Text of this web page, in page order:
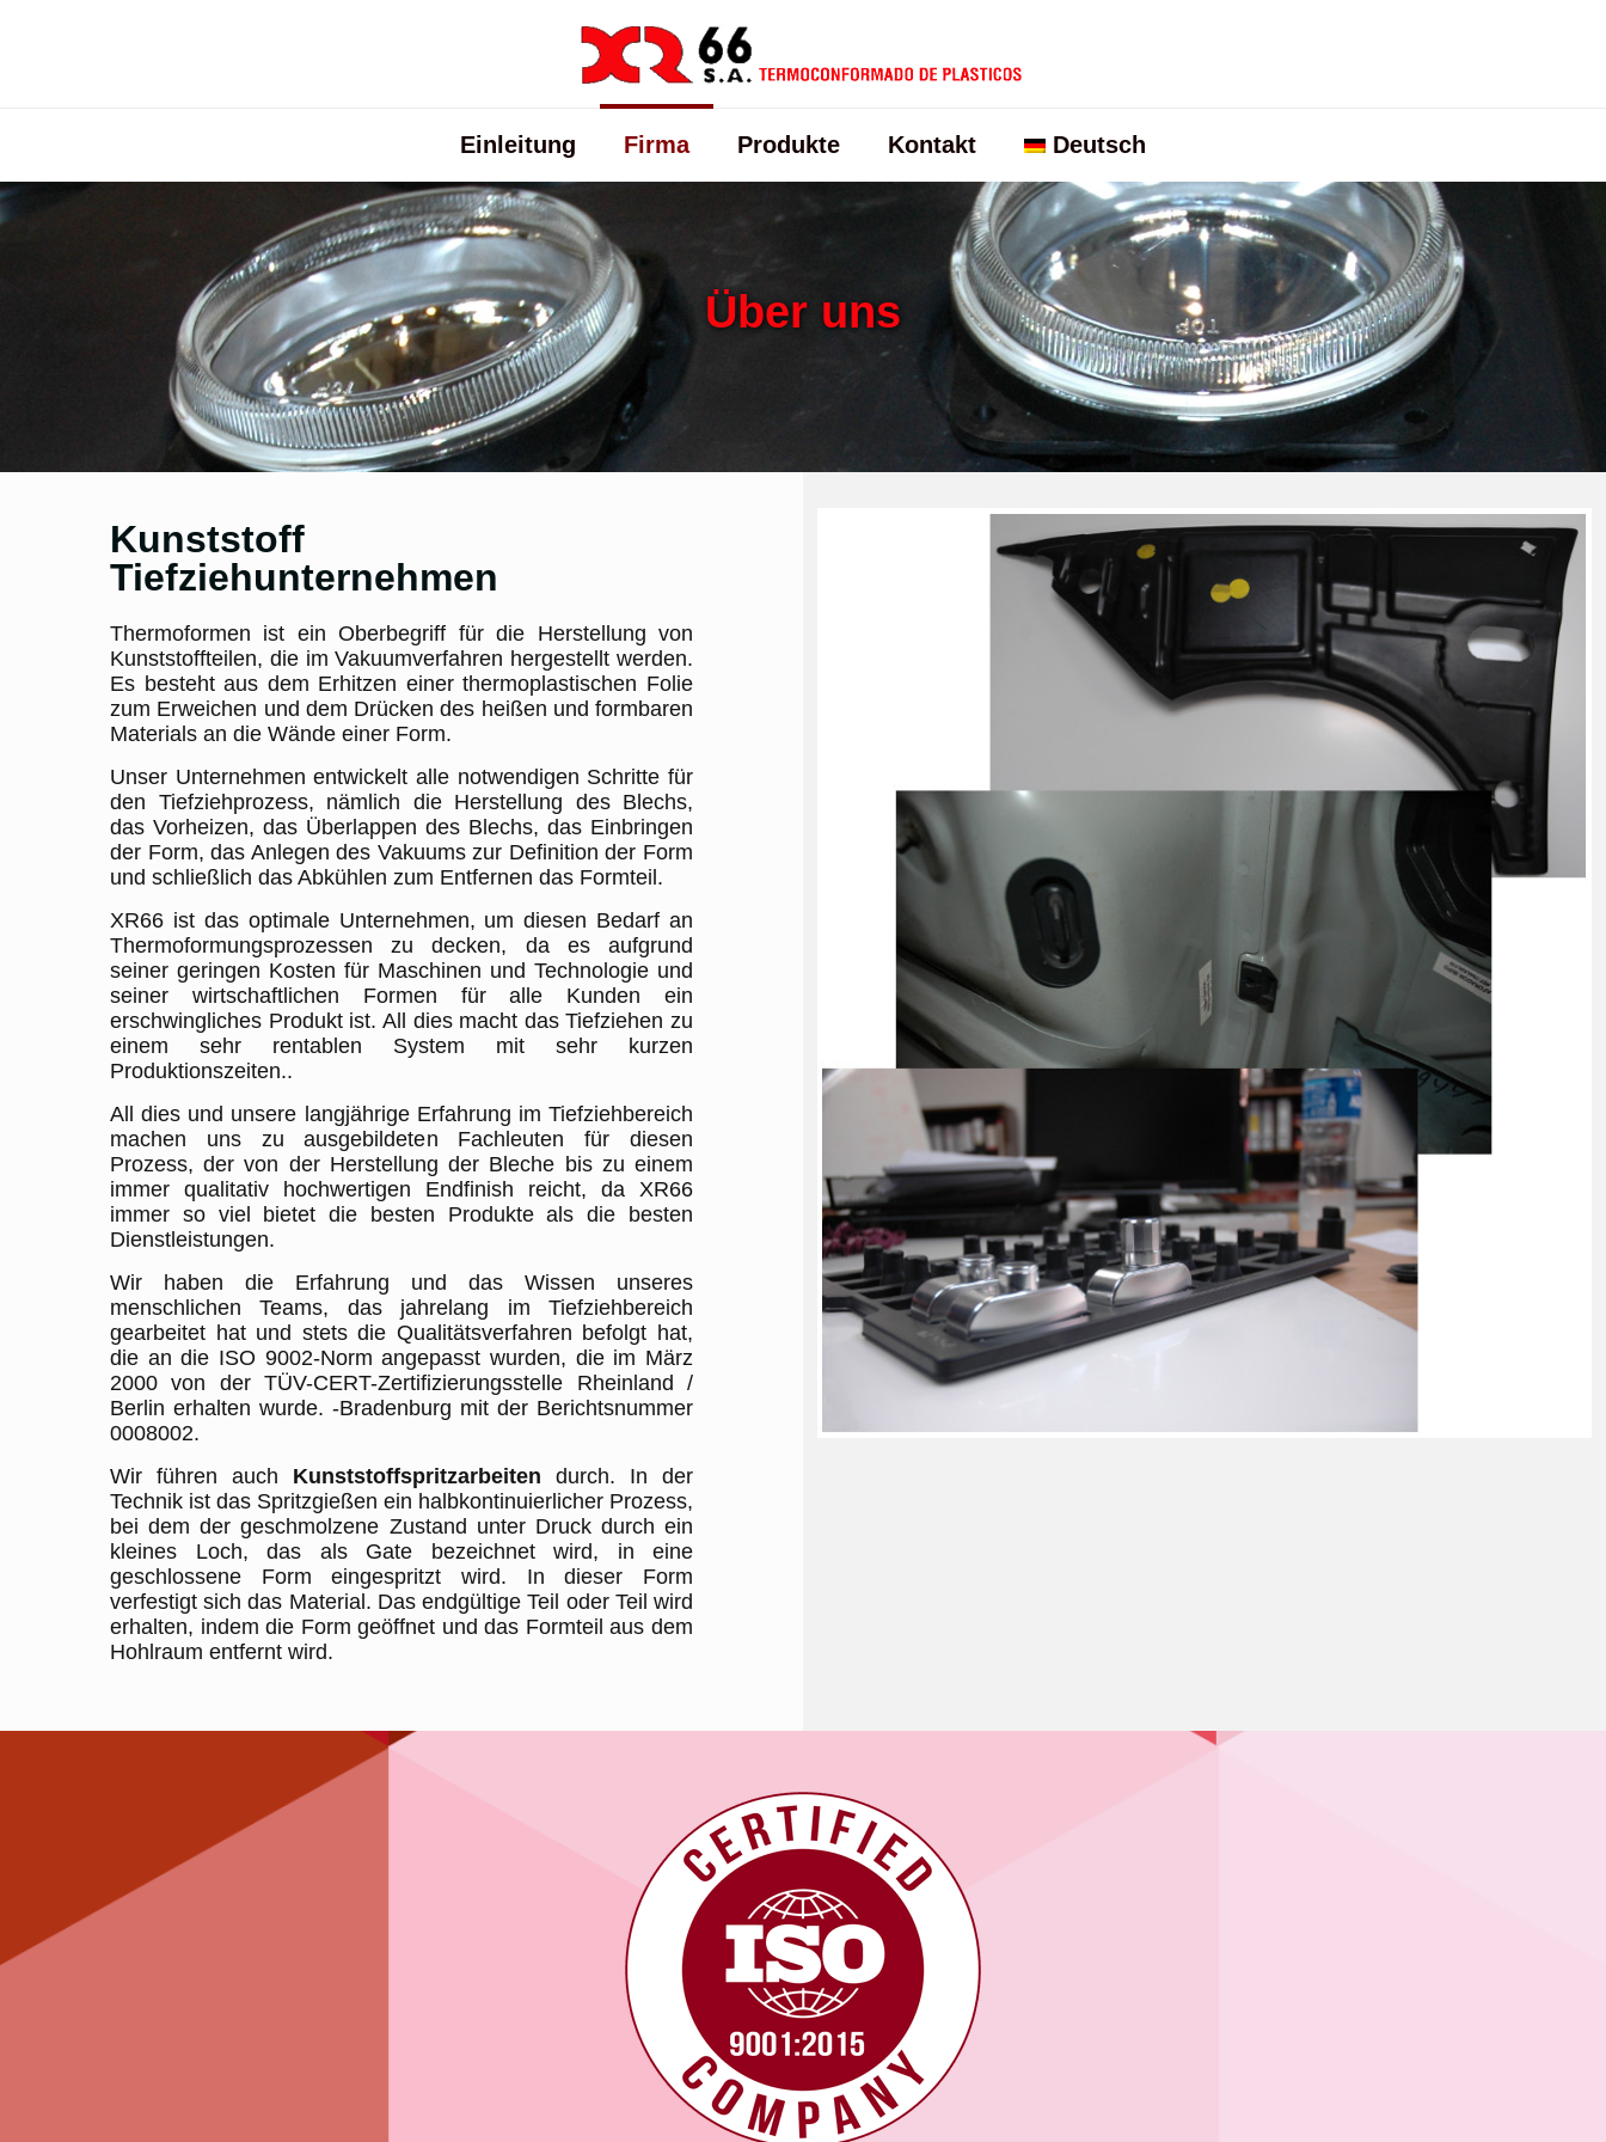
Einleitung Firma Produkte Kontakt Deutsch
Über uns
Kunststoff
Tiefziehunternehmen
Thermoformen ist ein Oberbegriff für die Herstellung von
Kunststoffteilen, die im Vakuumverfahren hergestellt werden.
Es besteht aus dem Erhitzen einer thermoplastischen Folie
zum Erweichen und dem Drücken des heißen und formbaren
Materials an die Wände einer Form.
Unser Unternehmen entwickelt alle notwendigen Schritte für
den Tiefziehprozess, nämlich die Herstellung des Blechs,
das Vorheizen, das Überlappen des Blechs, das Einbringen
der Form, das Anlegen des Vakuums zur Definition der Form
und schließlich das Abkühlen zum Entfernen das Formteil.
XR66 ist das optimale Unternehmen, um diesen Bedarf an
Thermoformungsprozessen zu decken, da es aufgrund
seiner geringen Kosten für Maschinen und Technologie und
seiner wirtschaftlichen Formen für alle Kunden ein
erschwingliches Produkt ist. All dies macht das Tiefziehen zu
einem sehr rentablen System mit sehr kurzen
Produktionszeiten..
All dies und unsere langjährige Erfahrung im Tiefziehbereich
machen uns zu ausgebildeten Fachleuten für diesen
Prozess, der von der Herstellung der Bleche bis zu einem
immer qualitativ hochwertigen Endfinish reicht, da XR66
immer so viel bietet die besten Produkte als die besten
Dienstleistungen.
Wir haben die Erfahrung und das Wissen unseres
menschlichen Teams, das jahrelang im Tiefziehbereich
gearbeitet hat und stets die Qualitätsverfahren befolgt hat,
die an die ISO 9002-Norm angepasst wurden, die im März
2000 von der TÜV-CERT-Zertifizierungsstelle Rheinland /
Berlin erhalten wurde. -Bradenburg mit der Berichtsnummer
0008002.
Wir führen auch Kunststoffspritzarbeiten durch. In der
Technik ist das Spritzgießen ein halbkontinuierlicher Prozess,
bei dem der geschmolzene Zustand unter Druck durch ein
kleines Loch, das als Gate bezeichnet wird, in eine
geschlossene Form eingespritzt wird. In dieser Form
verfestigt sich das Material. Das endgültige Teil oder Teil wird
erhalten, indem die Form geöffnet und das Formteil aus dem
Hohlraum entfernt wird.